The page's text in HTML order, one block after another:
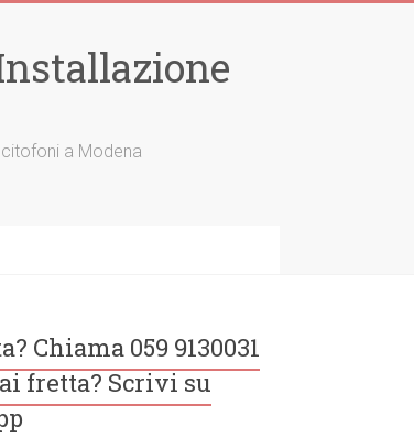
a Modena
Chiama 059 9130031
fretta? Scrivi su